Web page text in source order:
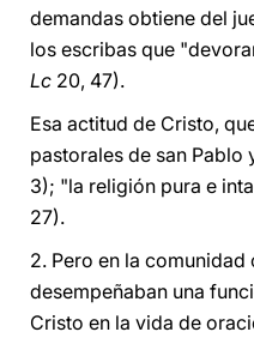
demandas obtiene del
los escribas que
Lc 20, 47).
Esa actitud de Cristo,
pastorales de san Pablo
3); "la religión pura e
27).
2. Pero en la
desempeñaban una
Cristo en la vida de